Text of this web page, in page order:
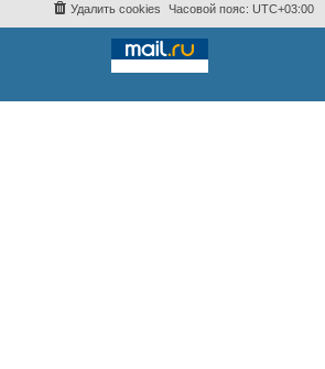
Часовой пояс: UTC+03:00
Удалить cookies